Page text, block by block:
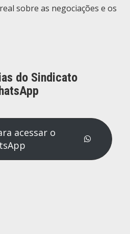
sobre as negociações e os
do Sindicato
acessar o